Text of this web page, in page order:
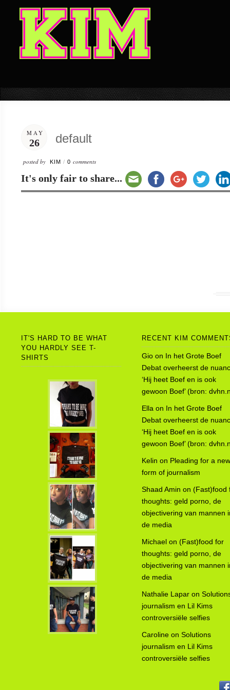
MAY
26 default
posted by KIM / 0 comments
It's only fair to share...
IT'S HARD TO BE WHAT
YOU HARDLY SEE T-
SHIRTS
RECENT KIM
Gio on In het Grote Boef
Debat overheerst de
‘Hij heet Boef en is ook
gewoon Boef’ (bron:
Ella on In het Grote Boef
Debat overheerst de
‘Hij heet Boef en is ook
gewoon Boef’ (bron:
Kelin on Pleading for a new
form of journalism
Shaad Amin on (Fast)food
thoughts: geld porno, de
objectivering van mannen
de media
Michael on (Fast)food for
thoughts: geld porno, de
objectivering van mannen
de media
Nathalie Lapar on
journalism en Lil Kims
controversiële selfies
Caroline on Solutions
journalism en Lil Kims
controversiële selfies